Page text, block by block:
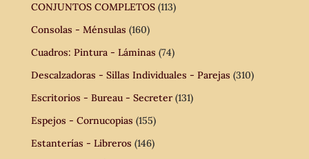
CONJUNTOS COMPLETOS (113)
Consolas - Ménsulas (160)
Cuadros: Pintura - Láminas (74)
Descalzadoras - Sillas Individuales - Parejas (310)
Escritorios - Bureau - Secreter (131)
Espejos - Cornucopias (155)
Estanterías - Libreros (146)